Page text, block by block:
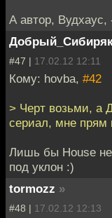
А автор, Вудхаус,
#47 | 17.02.12 12:11
Кому: hovba, #42
> Черт возьми, а
сериал, мне прям
Лишь бы House не
под уклон :)
tormozz »
#48 | 17.02.12 12:13